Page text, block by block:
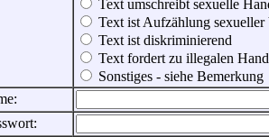
Text umschreibt sexuelle
Text ist Aufzählung sexueller
Text ist diskriminierend
Text fordert zu illegalen
Sonstiges - siehe Bemerkung